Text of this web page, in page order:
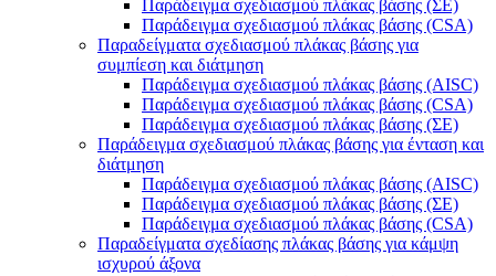
Παράδειγμα σχεδιασμού πλάκας βάσης (ΣΕ)
Παράδειγμα σχεδιασμού πλάκας βάσης (CSA)
Παραδείγματα σχεδιασμού πλάκας βάσης για
συμπίεση και διάτμηση
Παράδειγμα σχεδιασμού πλάκας βάσης (AISC)
Παράδειγμα σχεδιασμού πλάκας βάσης (CSA)
Παράδειγμα σχεδιασμού πλάκας βάσης (ΣΕ)
Παράδειγμα σχεδιασμού πλάκας βάσης για ένταση και
διάτμηση
Παράδειγμα σχεδιασμού πλάκας βάσης (AISC)
Παράδειγμα σχεδιασμού πλάκας βάσης (ΣΕ)
Παράδειγμα σχεδιασμού πλάκας βάσης (CSA)
Παραδείγματα σχεδίασης πλάκας βάσης για κάμψη
ισχυρού άξονα